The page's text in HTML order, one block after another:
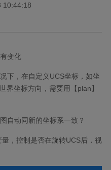
10:44:18
变化
下，在自定义UCS坐标，如坐
界坐标方向，需要用【plan】
自动同新的坐标系一致？
量，控制是否在旋转UCS后，视